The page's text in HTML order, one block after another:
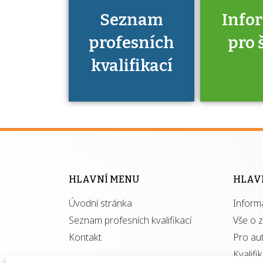
Seznam
profesních
kvalifikací
pro
Víte, že
HLAVNÍ MENU
Úvodní stránka
Seznam profesních kvalifikací
Kontakt
Vše o
Pro